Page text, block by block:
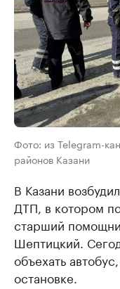
Фото: из Telegram-
районов Казани
В Казани
ДТП, в котором
старший
Шептицкий.
объехать
остановке.